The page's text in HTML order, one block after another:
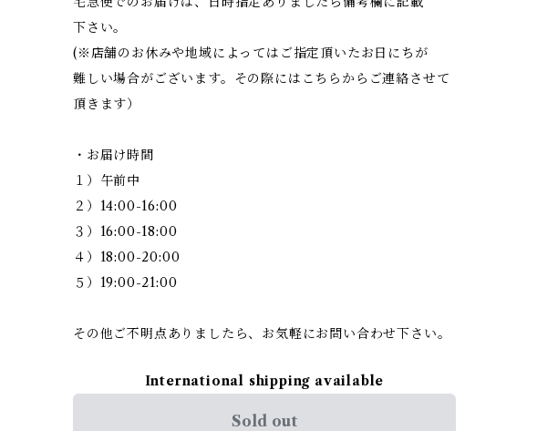
下さい。
(※店舗のお休みや地域によってはご指定頂いたお日にちが
難しい場合がございます。その際にはこちらからご連絡させて
頂きます）
・お届け時間
１）午前中
２）14:00-16:00
３）16:00-18:00
４）18:00-20:00
５）19:00-21:00
その他ご不明点ありましたら、お気軽にお問い合わせ下さい。
International shipping available
Sold out